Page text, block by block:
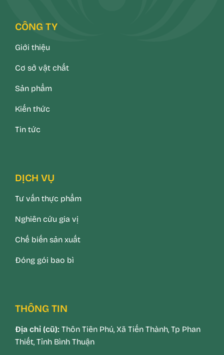
CÔNG TY
Giới thiệu
Cơ sở vật chất
Sản phẩm
Kiến thức
Tin tức
DỊCH VỤ
Tư vấn thực phẩm
Nghiên cứu gia vị
Chế biến sản xuất
Đóng gói bao bì
THÔNG TIN
Địa chỉ (cũ): Thôn Tiên Phú, Xã Tiến Thành, Tp Phan
Thiết, Tỉnh Bình Thuận